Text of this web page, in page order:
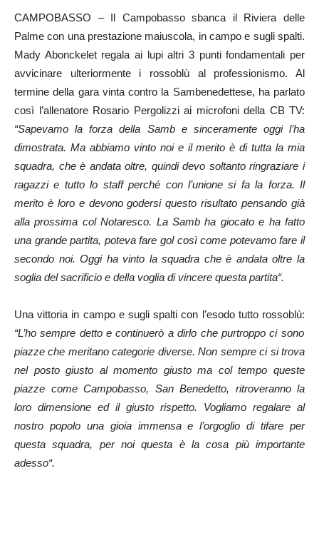
CAMPOBASSO – Il Campobasso sbanca il Riviera delle
Palme con una prestazione maiuscola, in campo e sugli spalti.
Mady Abonckelet regala ai lupi altri 3 punti fondamentali per
avvicinare ulteriormente i rossoblù al professionismo. Al
termine della gara vinta contro la Sambenedettese, ha parlato
così l’allenatore Rosario Pergolizzi ai microfoni della CB TV:
“Sapevamo la forza della Samb e sinceramente oggi l’ha
dimostrata. Ma abbiamo vinto noi e il merito è di tutta la mia
squadra, che è andata oltre, quindi devo soltanto ringraziare i
ragazzi e tutto lo staff perché con l’unione si fa la forza. Il
merito è loro e devono godersi questo risultato pensando già
alla prossima col Notaresco. La Samb ha giocato e ha fatto
una grande partita, poteva fare gol così come potevamo fare il
secondo noi. Oggi ha vinto la squadra che è andata oltre la
soglia del sacrificio e della voglia di vincere questa partita“.
Una vittoria in campo e sugli spalti con l’esodo tutto rossoblù:
“L’ho sempre detto e continuerò a dirlo che purtroppo ci sono
piazze che meritano categorie diverse. Non sempre ci si trova
nel posto giusto al momento giusto ma col tempo queste
piazze come Campobasso, San Benedetto, ritroveranno la
loro dimensione ed il giusto rispetto. Vogliamo regalare al
nostro popolo una gioia immensa e l’orgoglio di tifare per
questa squadra, per noi questa è la cosa più importante
adesso“.